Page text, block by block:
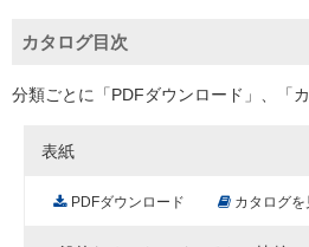
カタログ目次
分類ごとに「PDFダウンロード」、「
表紙
PDFダウンロード カタログを